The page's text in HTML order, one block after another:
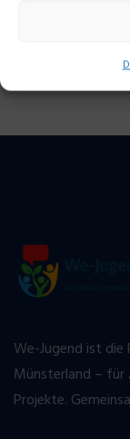
We-Jugend ist
Münsterland – für
Projekte.